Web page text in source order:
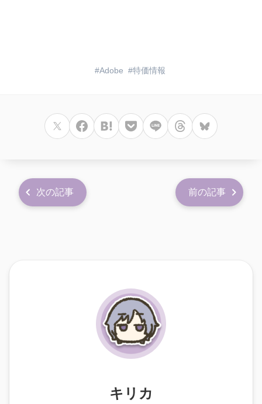
Adobe 特価情報
次の記事 前の記事
キリカ